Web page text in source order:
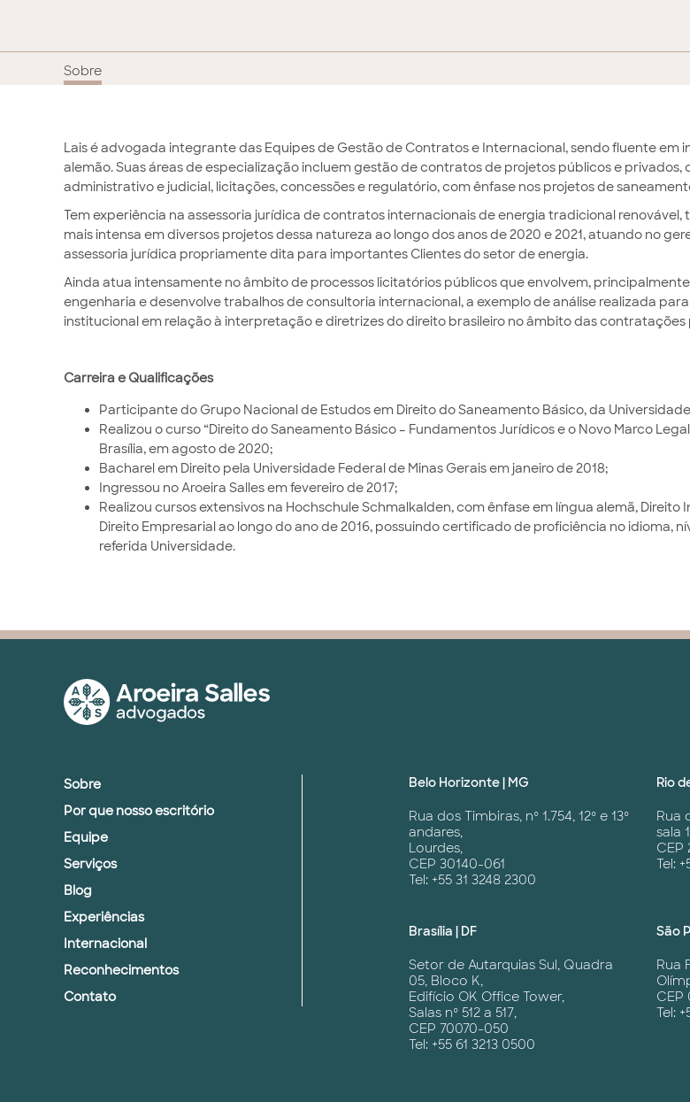
Sobre
Lais é advogada integrante das Equipes de Gestão de Contratos e Internacional, sendo fluente em
alemão. Suas áreas de especialização incluem gestão de contratos de projetos públicos e privados,
administrativo e judicial, licitações, concessões e regulatório, com ênfase nos projetos de
Tem experiência na assessoria jurídica de contratos internacionais de energia tradicional
mais intensa em diversos projetos dessa natureza ao longo dos anos de 2020 e 2021, atuando no
assessoria jurídica propriamente dita para importantes Clientes do setor de energia.
Ainda atua intensamente no âmbito de processos licitatórios públicos que envolvem,
engenharia e desenvolve trabalhos de consultoria internacional, a exemplo de análise realizada
institucional em relação à interpretação e diretrizes do direito brasileiro no âmbito das contratações
Carreira e Qualificações
Participante do Grupo Nacional de Estudos em Direito do Saneamento Básico, da Universidade
Realizou o curso “Direito do Saneamento Básico – Fundamentos Jurídicos e o Novo Marco
Brasília, em agosto de 2020;
Bacharel em Direito pela Universidade Federal de Minas Gerais em janeiro de 2018;
Ingressou no Aroeira Salles em fevereiro de 2017;
Realizou cursos extensivos na Hochschule Schmalkalden, com ênfase em língua alemã, Direito
Direito Empresarial ao longo do ano de 2016, possuindo certificado de proficiência no idioma,
referida Universidade.
Sobre
Por que nosso escritório
Equipe
Serviços
Blog
Experiências
Internacional
Reconhecimentos
Contato
Belo Horizonte | MG
Rua dos Timbiras, nº 1.754, 12º e 13º
andares,
Lourdes,
CEP 30140-061
Tel: +55 31 3248 2300
Rio
Rua
sala
CEP
Tel:
Brasília | DF
Setor de Autarquias Sul, Quadra
05, Bloco K,
Edifício OK Office Tower,
Salas nº 512 a 517,
CEP 70070-050
Tel: +55 61 3213 0500
São
Rua
CEP
Tel: